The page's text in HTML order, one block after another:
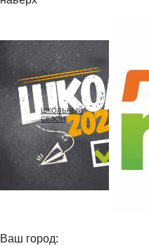
ШКОЛЬНЫЙ
СЕЗОН
Ваш город: